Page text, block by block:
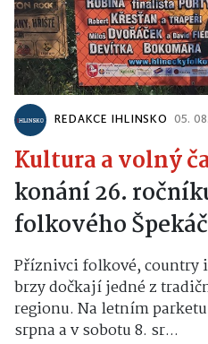
REDAKCE IHLINSKO 05.
Kultura a volný
konání 26.
folkového
Příznivci folkové, country
brzy dočkají jedné z
regionu. Na letním
srpna a v sobotu 8. sr...